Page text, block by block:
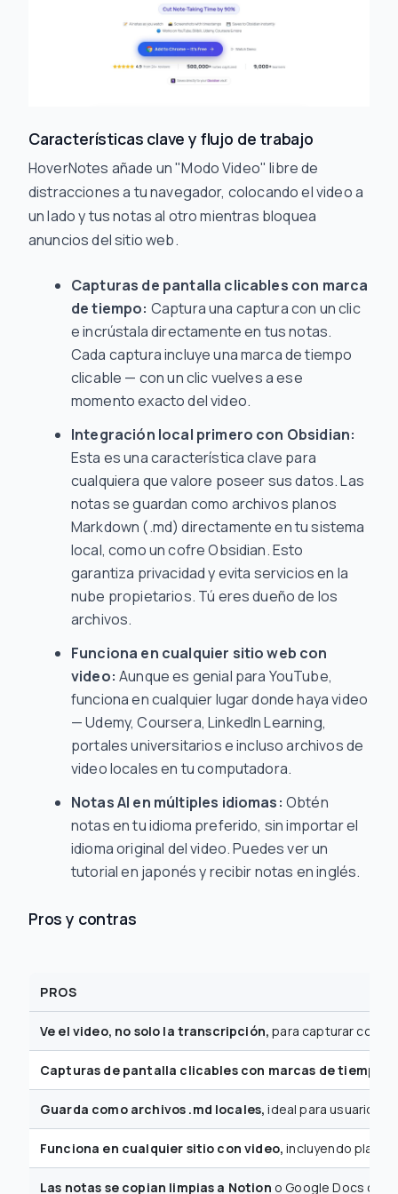
Características clave y flujo de trabajo
HoverNotes añade un "Modo Video" libre de
distracciones a tu navegador, colocando el video a
un lado y tus notas al otro mientras bloquea
anuncios del sitio web.
Capturas de pantalla clicables con marca
de tiempo: Captura una captura con un clic
e incrústala directamente en tus notas.
Cada captura incluye una marca de tiempo
clicable — con un clic vuelves a ese
momento exacto del video.
Integración local primero con Obsidian:
Esta es una característica clave para
cualquiera que valore poseer sus datos. Las
notas se guardan como archivos planos
Markdown (.md) directamente en tu sistema
local, como un cofre Obsidian. Esto
garantiza privacidad y evita servicios en la
nube propietarios. Tú eres dueño de los
archivos.
Funciona en cualquier sitio web con
video: Aunque es genial para YouTube,
funciona en cualquier lugar donde haya video
— Udemy, Coursera, LinkedIn Learning,
portales universitarios e incluso archivos de
video locales en tu computadora.
Notas AI en múltiples idiomas: Obtén
notas en tu idioma preferido, sin importar el
idioma original del video. Puedes ver un
tutorial en japonés y recibir notas en inglés.
Pros y contras
PROS
Ve el video, no solo la transcripción, para capturar
Capturas de pantalla clicables con marcas de tiempo
Guarda como archivos .md locales, ideal para usuarios
Funciona en cualquier sitio con video, incluyendo
Las notas se copian limpias a Notion o Google Docs